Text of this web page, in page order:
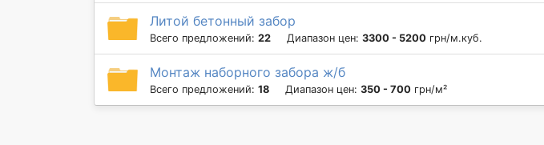
Литой бетонный забор
Всего предложений: 22 Диапазон цен: 3300 - 5200 грн/м.куб.
Монтаж наборного забора ж/б
Всего предложений: 18 Диапазон цен: 350 - 700 грн/м²